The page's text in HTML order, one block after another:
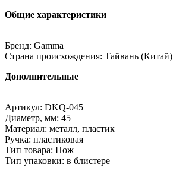
Общие характеристики
Бренд: Gamma
Страна происхождения: Тайвань (Китай)
Дополнительные
Артикул: DKQ-045
Диаметр, мм: 45
Материал: металл, пластик
Ручка: пластиковая
Тип товара: Нож
Тип упаковки: в блистере